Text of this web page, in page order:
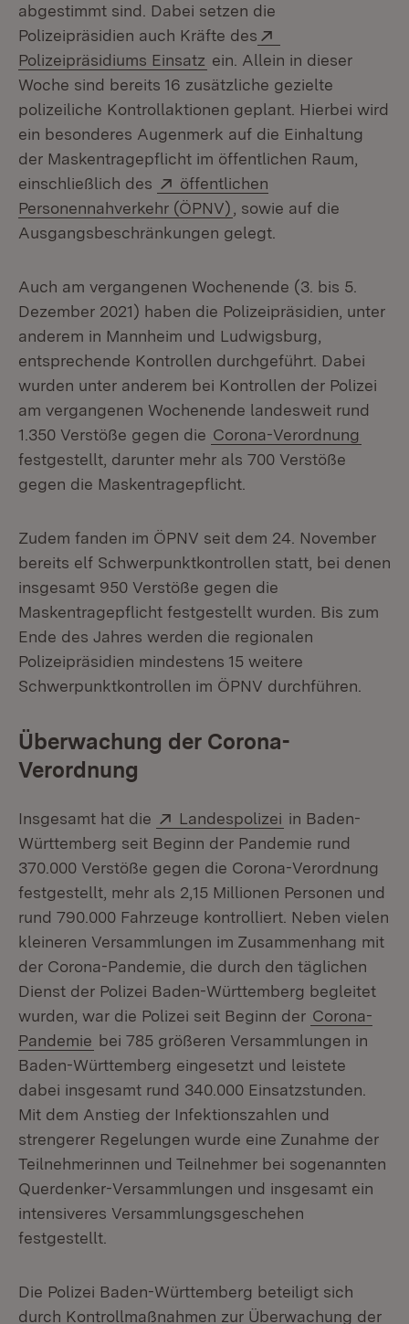
abgestimmt sind. Dabei setzen die
Polizeipräsidien auch Kräfte des
Polizeipräsidiums Einsatz (Öffnet in neuem Fenster)
ein. Allein in dieser
Woche sind bereits 16 zusätzliche gezielte
polizeiliche Kontrollaktionen geplant. Hierbei wird
ein besonderes Augenmerk auf die Einhaltung
der Maskentragepflicht im öffentlichen Raum,
einschließlich des
Extern:
öffentlichen
Personennahverkehr (ÖPNV) (Öffnet in neuem
, sowie auf die
Ausgangsbeschränkungen gelegt.
Auch am vergangenen Wochenende (3. bis 5.
Dezember 2021) haben die Polizeipräsidien, unter
anderem in Mannheim und Ludwigsburg,
entsprechende Kontrollen durchgeführt. Dabei
wurden unter anderem bei Kontrollen der Polizei
am vergangenen Wochenende landesweit rund
1.350 Verstöße gegen die Corona-Verordnung
festgestellt, darunter mehr als 700 Verstöße
gegen die Maskentragepflicht.
Zudem fanden im ÖPNV seit dem 24. November
bereits elf Schwerpunktkontrollen statt, bei denen
insgesamt 950 Verstöße gegen die
Maskentragepflicht festgestellt wurden. Bis zum
Ende des Jahres werden die regionalen
Polizeipräsidien mindestens 15 weitere
Schwerpunktkontrollen im ÖPNV durchführen.
Überwachung der Corona-
Verordnung
Insgesamt hat die Extern:
Landespolizei (Öffnet in
in Baden-
Württemberg seit Beginn der Pandemie rund
370.000 Verstöße gegen die Corona-Verordnung
festgestellt, mehr als 2,15 Millionen Personen und
rund 790.000 Fahrzeuge kontrolliert. Neben vielen
kleineren Versammlungen im Zusammenhang mit
der Corona-Pandemie, die durch den täglichen
Dienst der Polizei Baden-Württemberg begleitet
wurden, war die Polizei seit Beginn der Corona-
Pandemie bei 785 größeren Versammlungen in
Baden-Württemberg eingesetzt und leistete
dabei insgesamt rund 340.000 Einsatzstunden.
Mit dem Anstieg der Infektionszahlen und
strengerer Regelungen wurde eine Zunahme der
Teilnehmerinnen und Teilnehmer bei sogenannten
Querdenker-Versammlungen und insgesamt ein
intensiveres Versammlungsgeschehen
festgestellt.
Die Polizei Baden-Württemberg beteiligt sich
durch Kontrollmaßnahmen zur Überwachung der